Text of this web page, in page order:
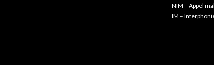
NIM – Appel
IM –